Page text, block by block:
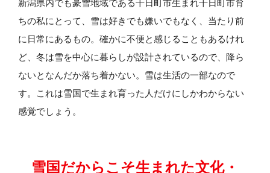
新潟県内でも豪雪地域である十日町市生まれ十日町市育
ちの私にとって、雪は好きでも嫌いでもなく、当たり前
に日常にあるもの。確かに不便と感じることもあるけれ
ど、冬は雪を中心に暮らしが設計されているので、降ら
ないとなんだか落ち着かない。雪は生活の一部なので
す。これは雪国で生まれ育った人だけにしかわからない
感覚でしょう。
雪国だからこそ生まれた文化・